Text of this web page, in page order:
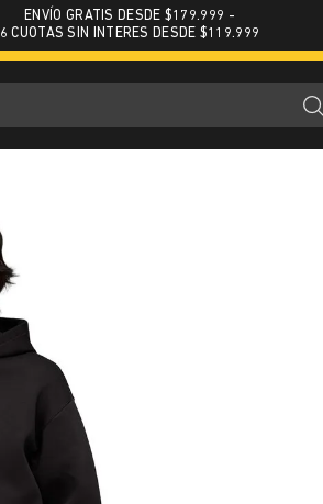
ENVÍO GRATIS DESDE $179.999 -
6 CUOTAS SIN INTERES DESDE $119.999